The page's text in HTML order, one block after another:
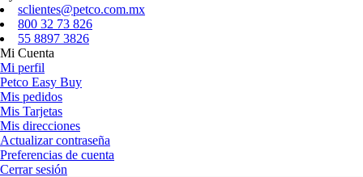
sclientes@petco.com.mx
800 32 73 826
55 8897 3826
Mi Cuenta
Mi perfil
Petco Easy Buy
Mis pedidos
Mis Tarjetas
Mis direcciones
Actualizar contraseña
Preferencias de cuenta
Cerrar sesión